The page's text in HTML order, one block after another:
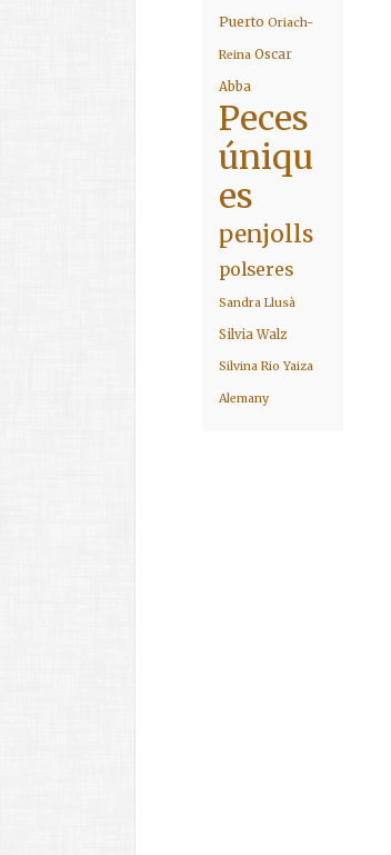
Puerto Oriach-
Reina Oscar
Abba
Peces
úniqu
es
penjolls
polseres
Sandra Llusà
Silvia Walz
Silvina Rio Yaiza
Alemany